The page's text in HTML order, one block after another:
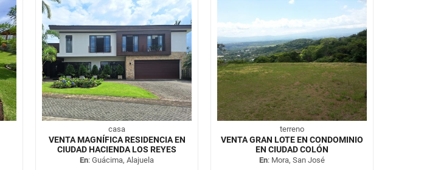
casa
VENTA MAGNÍFICA RESIDENCIA EN
CIUDAD HACIENDA LOS REYES
En: Guácima, Alajuela
terreno
VENTA GRAN LOTE EN CONDOMINIO
EN CIUDAD COLÓN
En: Mora, San José